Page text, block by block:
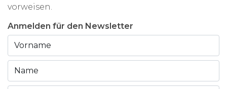
vorweisen.
Anmelden für den Newsletter